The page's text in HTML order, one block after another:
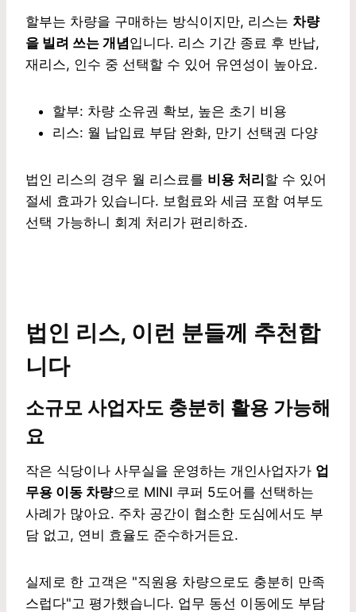
할부는 차량을 구매하는 방식이지만, 리스는 차량
을 빌려 쓰는 개념입니다. 리스 기간 종료 후 반납,
재리스, 인수 중 선택할 수 있어 유연성이 높아요.
할부: 차량 소유권 확보, 높은 초기 비용
리스: 월 납입료 부담 완화, 만기 선택권 다양
법인 리스의 경우 월 리스료를 비용 처리할 수 있어
절세 효과가 있습니다. 보험료와 세금 포함 여부도
선택 가능하니 회계 처리가 편리하죠.
법인 리스, 이런 분들께 추천합
니다
소규모 사업자도 충분히 활용 가능해
요
작은 식당이나 사무실을 운영하는 개인사업자가 업
무용 이동 차량으로 MINI 쿠퍼 5도어를 선택하는
사례가 많아요. 주차 공간이 협소한 도심에서도 부
담 없고, 연비 효율도 준수하거든요.
실제로 한 고객은 "직원용 차량으로도 충분히 만족
스럽다"고 평가했습니다. 업무 동선 이동에도 부담